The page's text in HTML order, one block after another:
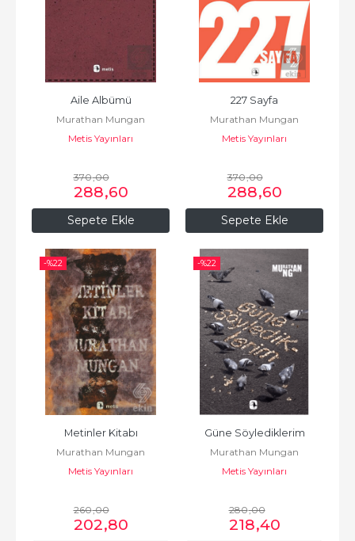
Sepete Ekle
Aile Albümü
Murathan Mungan
Metis Yayınları
370,00
288,60
Sepete Ekle
227 Sayfa
Murathan Mungan
Metis Yayınları
370,00
288,60
-%22
Metinler Kitabı
Murathan Mungan
Metis Yayınları
260,00
202,80
-%22
Güne Söylediklerim
Murathan Mungan
Metis Yayınları
280,00
218,40